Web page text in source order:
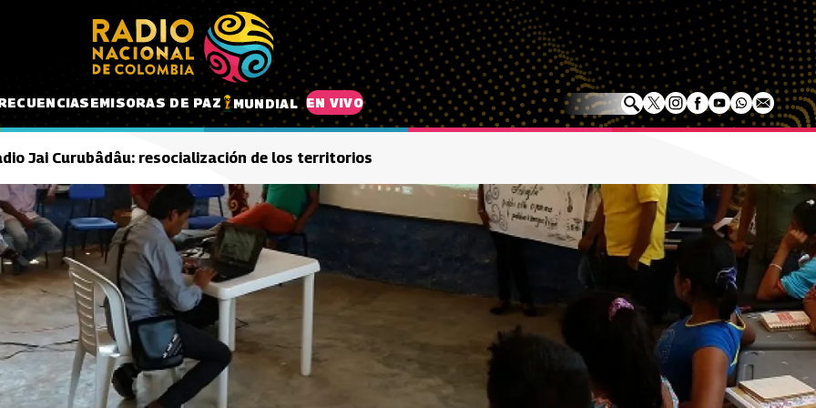
EMISORAS DE PAZ MUNDIAL EN VIVO
Jai Curubâdâu: resocialización de los territorios